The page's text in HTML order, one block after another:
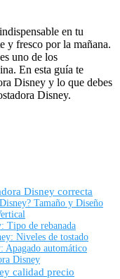
en tu
y fresco por la mañana.
uno de los
En esta guía te
Disney y lo que debes
Disney.
Disney correcta
Tamaño y Diseño
Tipo de rebanada
Niveles de tostado
Apagado automático
Disney
calidad precio